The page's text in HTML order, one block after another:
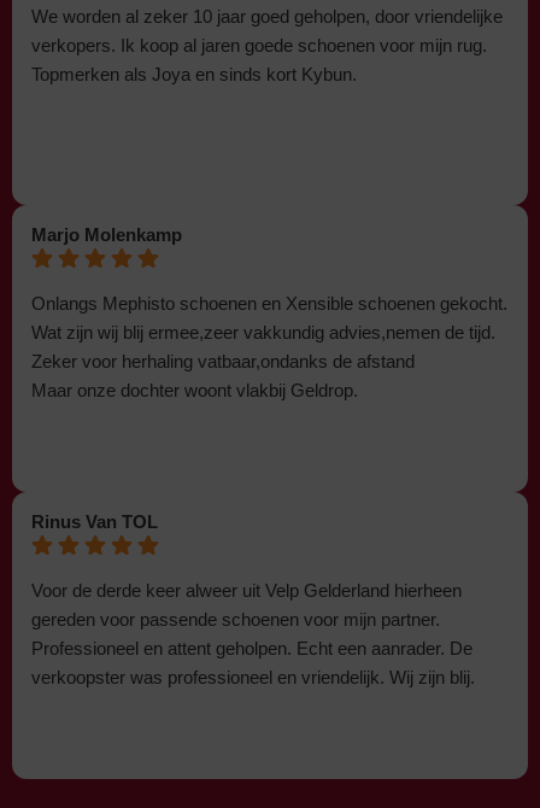
We worden al zeker 10 jaar goed geholpen, door vriendelijke
verkopers. Ik koop al jaren goede schoenen voor mijn rug.
Topmerken als Joya en sinds kort Kybun.
Marjo Molenkamp
Onlangs Mephisto schoenen en Xensible schoenen gekocht.
Wat zijn wij blij ermee,zeer vakkundig advies,nemen de tijd.
Zeker voor herhaling vatbaar,ondanks de afstand
Maar onze dochter woont vlakbij Geldrop.
Rinus Van TOL
Voor de derde keer alweer uit Velp Gelderland hierheen
gereden voor passende schoenen voor mijn partner.
Professioneel en attent geholpen. Echt een aanrader. De
verkoopster was professioneel en vriendelijk. Wij zijn blij.